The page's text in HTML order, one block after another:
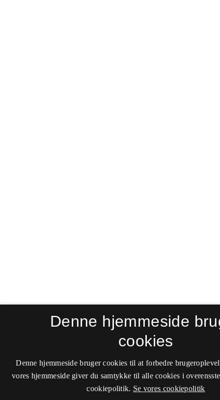
Denne hjemmeside
cookies
Denne hjemmeside bruger cookies til at forbedre
vores hjemmeside giver du samtykke til alle cookies i
cookiepolitik. Se vores cookiepolitik